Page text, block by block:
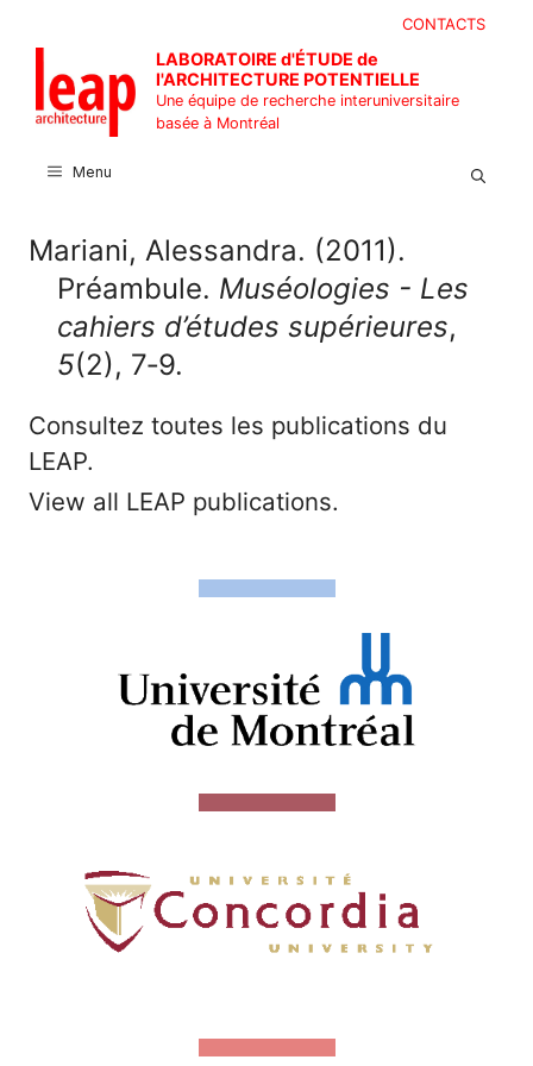
contenu
CONTACTS
LABORATOIRE d'ÉTUDE de
l'ARCHITECTURE POTENTIELLE
Une équipe de recherche interuniversitaire
basée à Montréal
Menu
Mariani, Alessandra. (2011).
Préambule. Muséologies - Les
cahiers d’études supérieures,
5(2), 7‑9.
Consultez toutes les publications du
LEAP.
View all LEAP publications.